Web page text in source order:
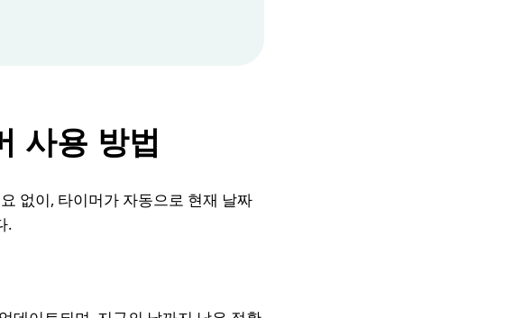
사용 방법
없이, 타이머가 자동으로 현재 날짜
.